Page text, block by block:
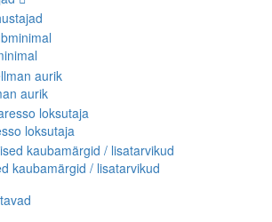
aurik
loksutaja
kaubamärgid / lisatarvikud